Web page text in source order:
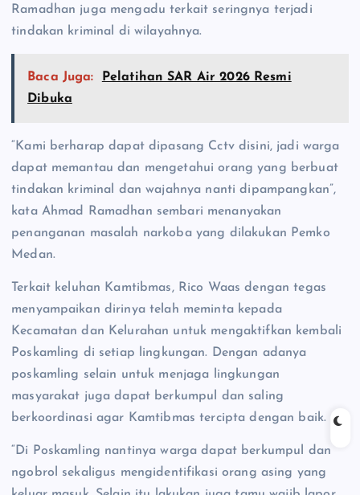
Ramadhan juga mengadu terkait seringnya terjadi
tindakan kriminal di wilayahnya.
Baca Juga:
Pelatihan SAR Air 2026 Resmi
Dibuka
“Kami berharap dapat dipasang Cctv disini, jadi warga
dapat memantau dan mengetahui orang yang berbuat
tindakan kriminal dan wajahnya nanti dipampangkan”,
kata Ahmad Ramadhan sembari menanyakan
penanganan masalah narkoba yang dilakukan Pemko
Medan.
Terkait keluhan Kamtibmas, Rico Waas dengan tegas
menyampaikan dirinya telah meminta kepada
Kecamatan dan Kelurahan untuk mengaktifkan kembali
Poskamling di setiap lingkungan. Dengan adanya
poskamling selain untuk menjaga lingkungan
masyarakat juga dapat berkumpul dan saling
berkoordinasi agar Kamtibmas tercipta dengan baik.
“Di Poskamling nantinya warga dapat berkumpul dan
ngobrol sekaligus mengidentifikasi orang asing yang